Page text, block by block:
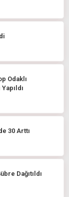
Odaklı
30 Arttı
Dağıtıldı